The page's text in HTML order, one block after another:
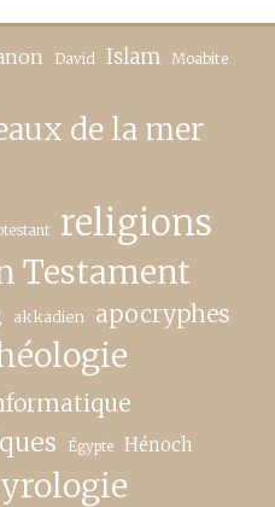
David Islam Moabite
de la mer
religions
Testament
akkadien apocryphes
Égypte Hénoch